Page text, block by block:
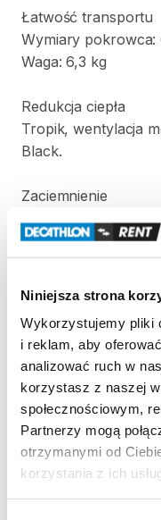
Niniejsza strona
Wykorzystujemy pliki
i reklam, aby
analizować ruch w
korzystasz z naszej
społecznościowym,
Partnerzy mogą
otrzymanymi od
korzystania z ich
Łatwość transportu
Wymiary pokrowca:
Waga: 6​,​3 kg
Redukcja ciepła
Tropik​,​ wentylacja
Black.
Zaciemnienie
Opatentowana
Odporność na wiatr
tunelu
Wodoodporność
Wodoodporność
Podłoga sypialni ＞
Strona produktu